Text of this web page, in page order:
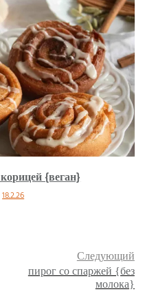
{веган}
18.2.26
Следующий
пирог со спаржей {без
молока}